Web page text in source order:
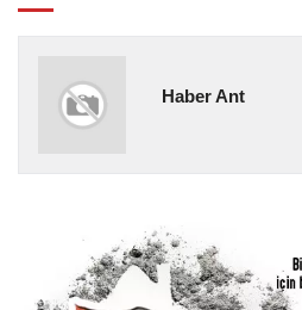
Haber Ant